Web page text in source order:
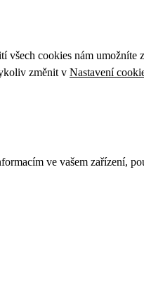
cookies nám umožníte
změnit v Nastavení
ve vašem zařízení,